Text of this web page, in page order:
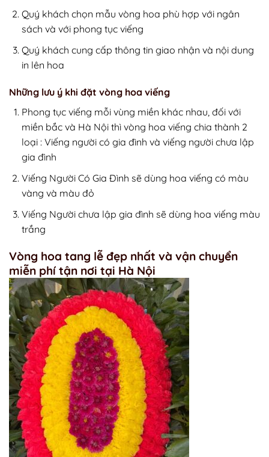
Quý khách chọn mẫu vòng hoa phù hợp với ngân
sách và với phong tục viếng
Quý khách cung cấp thông tin giao nhận và nội dung
in lên hoa
Những lưu ý khi đặt vòng hoa viếng
Phong tục viếng mỗi vùng miền khác nhau, đối với
miền bắc và Hà Nội thì vòng hoa viếng chia thành 2
loại : Viếng người có gia đình và viếng người chưa lập
gia đình
Viếng Người Có Gia Đình sẽ dùng hoa viếng có màu
vàng và màu đỏ
Viếng Người chưa lập gia đình sẽ dùng hoa viếng màu
trắng
Vòng hoa tang lễ đẹp nhất và vận chuyển
miễn phí tận nơi tại Hà Nội